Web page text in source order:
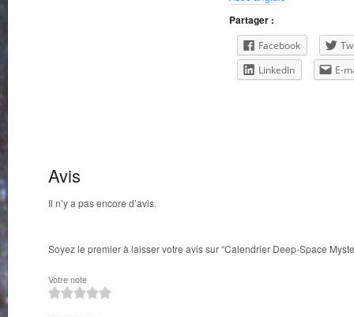
Partager :
Facebook
LinkedIn
E-
Avis
Il n’y a pas encore d’avis.
Soyez le premier à laisser votre avis sur “Calendrier Deep-Space
Votre note